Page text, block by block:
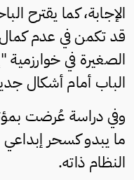
الإجابة، كما يقترح
قد تكمن في عدم
الصغيرة في
الباب أمام أشكال
وفي دراسة عُرضت
ما يبدو كسحر إبداعي
النظام ذاته.